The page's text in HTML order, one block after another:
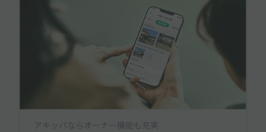
アキッパならオーナー機能も充実